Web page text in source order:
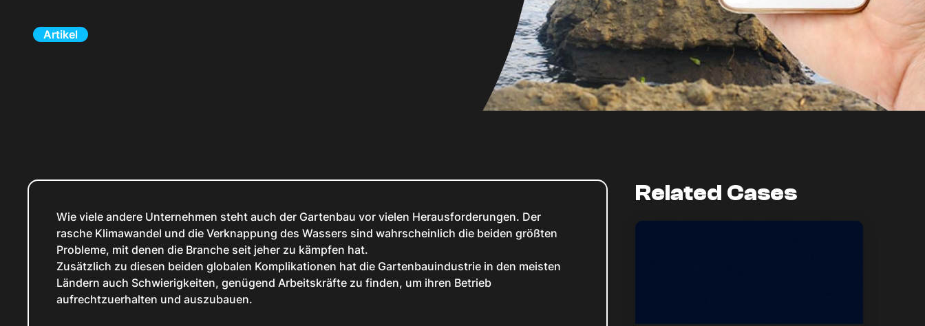
Artikel
Wie viele andere Unternehmen steht auch der Gartenbau vor vielen Herausforderungen. Der
rasche Klimawandel und die Verknappung des Wassers sind wahrscheinlich die beiden größten
Probleme, mit denen die Branche seit jeher zu kämpfen hat.
Zusätzlich zu diesen beiden globalen Komplikationen hat die Gartenbauindustrie in den meisten
Ländern auch Schwierigkeiten, genügend Arbeitskräfte zu finden, um ihren Betrieb
aufrechtzuerhalten und auszubauen.
Related Cases